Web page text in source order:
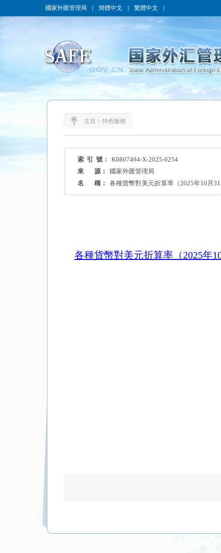
國家外匯管理局 簡體中文 繁體中文
主頁 > 特色服務
索 引 號：
K0807494-X-2025-0254
來 源：
國家外匯管理局
名 稱：
各種貨幣對美元折算率（2025年10月
各種貨幣對美元折算率（2025年